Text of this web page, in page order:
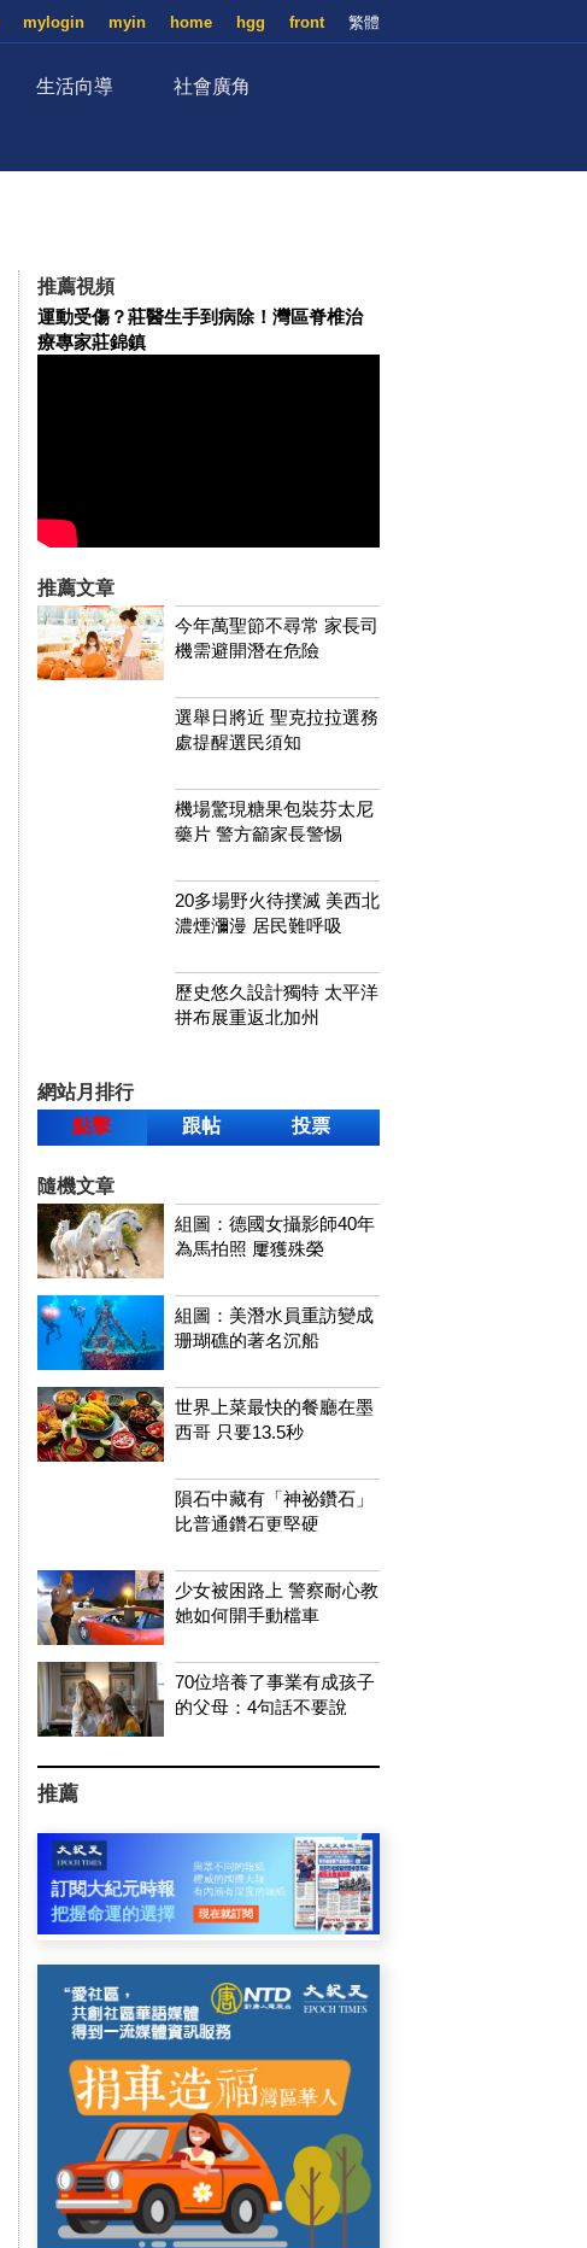
繁體
front
hgg
home
myin
mylogin
生活向導 社會廣角
推薦視頻
運動受傷？莊醫生手到病除！灣區脊椎治
療專家莊錦鎮
推薦文章
今年萬聖節不尋常 家長司
機需避開潛在危險
選舉日將近 聖克拉拉選務
處提醒選民須知
機場驚現糖果包裝芬太尼
藥片 警方籲家長警惕
20多場野火待撲滅 美西北
濃煙瀰漫 居民難呼吸
歷史悠久設計獨特 太平洋
拼布展重返北加州
網站月排行
點擊
跟帖 投票
隨機文章
組圖：德國女攝影師40年
為馬拍照 屢獲殊榮
組圖：美潛水員重訪變成
珊瑚礁的著名沉船
世界上菜最快的餐廳在墨
西哥 只要13.5秒
隕石中藏有「神祕鑽石」
比普通鑽石更堅硬
少女被困路上 警察耐心教
她如何開手動檔車
70位培養了事業有成孩子
的父母：4句話不要說
推薦